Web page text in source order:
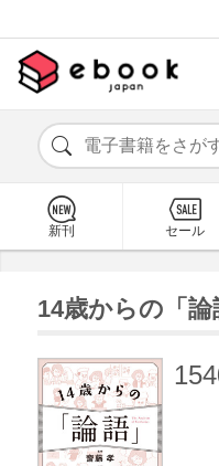
新刊 セール
14歳からの「